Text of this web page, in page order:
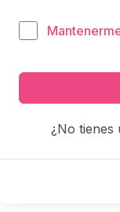
¿No tienes